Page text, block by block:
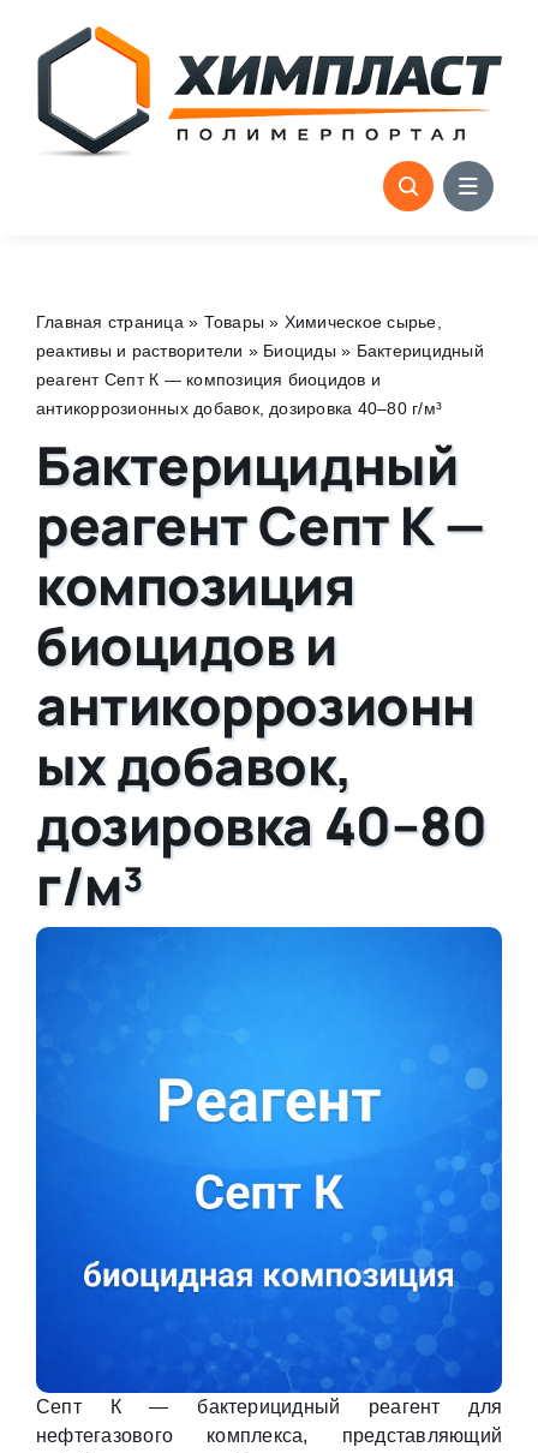
content
Главная страница » Товары » Химическое сырье,
реактивы и растворители » Биоциды » Бактерицидный
реагент Септ К — композиция биоцидов и
антикоррозионных добавок, дозировка 40–80 г/м³
Бактерицидный
реагент Септ К —
композиция
биоцидов и
антикоррозионн
ых добавок,
дозировка 40–80
г/м³
Септ К — бактерицидный реагент для
нефтегазового комплекса, представляющий